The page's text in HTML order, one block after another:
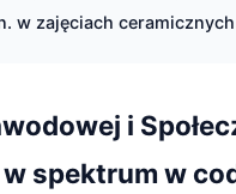
w zajęciach
i
spektrum w